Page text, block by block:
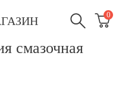
0
смазочная